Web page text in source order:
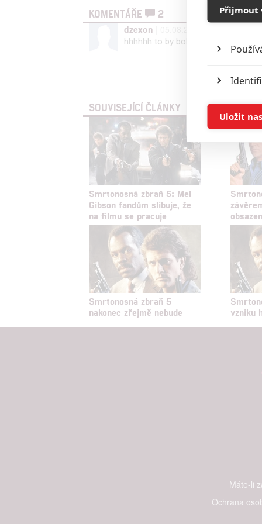
KOMENTÁŘE
2
dzexon
hhhhhh to by bola bomba Sly ako
SOUVISEJÍCÍ ČLÁNKY
Smrtonosná zbraň 5: Mel
Gibson fandům slibuje, že
na filmu se pracuje
Smrtonosná zbraň 5
nakonec zřejmě nebude
vzniku
Máte-li
Ochrana
Přijmout
služeb
Udělením
možnost:
Uložit